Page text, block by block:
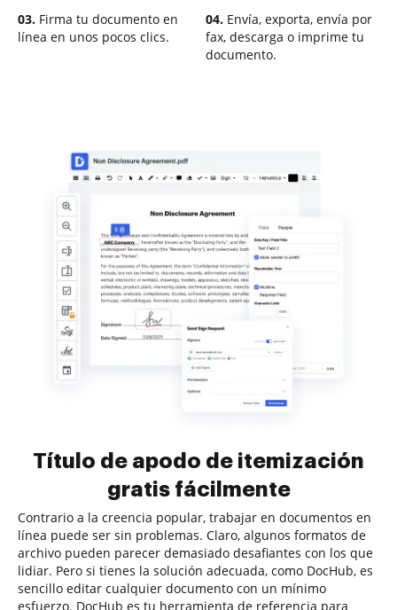
03. Firma tu documento en
línea en unos pocos clics.
04. Envía, exporta, envía por
fax, descarga o imprime tu
documento.
Título de apodo de itemización
gratis fácilmente
Contrario a la creencia popular, trabajar en documentos en
línea puede ser sin problemas. Claro, algunos formatos de
archivo pueden parecer demasiado desafiantes con los que
lidiar. Pero si tienes la solución adecuada, como DocHub, es
sencillo editar cualquier documento con un mínimo
esfuerzo. DocHub es tu herramienta de referencia para